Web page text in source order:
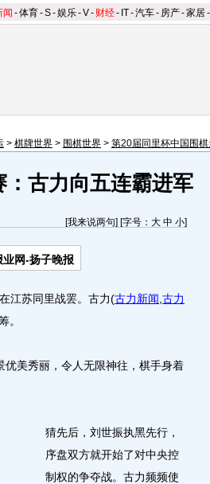
闻 -体育-S-娱乐-V- 财经- IT-汽车- 房产-家居-
> 棋牌世界 > 围棋世界 > 第20届同里杯中国围
古力向五连霸进军
[我来说两句] [字号： 大 中 小]
网-扬子晚报
苏同里战罢。古力(古力新闻 古力
。
美秀丽，令人无限神往，棋手身着
猜先后，刘世振执黑先行，
序盘双方就开始了对中央控
制权的争夺战。古力频频使